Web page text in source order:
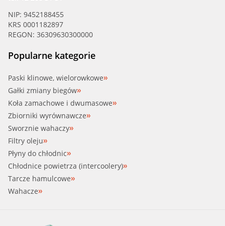
NIP: 9452188455
KRS 0001182897
REGON: 36309630300000
Popularne kategorie
Paski klinowe, wielorowkowe
Gałki zmiany biegów
Koła zamachowe i dwumasowe
Zbiorniki wyrównawcze
Sworznie wahaczy
Filtry oleju
Płyny do chłodnic
Chłodnice powietrza (intercoolery)
Tarcze hamulcowe
Wahacze